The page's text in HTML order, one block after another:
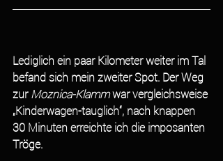
Lediglich ein paar Kilometer weiter im Tal
befand sich mein zweiter Spot. Der Weg
zur Moznica-Klamm war vergleichsweise
„Kinderwagen-tauglich“, nach knappen
30 Minuten erreichte ich die imposanten
Tröge.